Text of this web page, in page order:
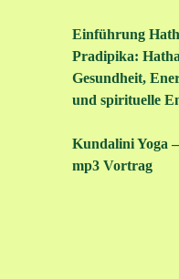
Einführung
Pradipika:
Gesundheit,
und spirituelle
Kundalini Yoga
mp3 Vortrag